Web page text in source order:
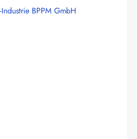
BPPM GmbH